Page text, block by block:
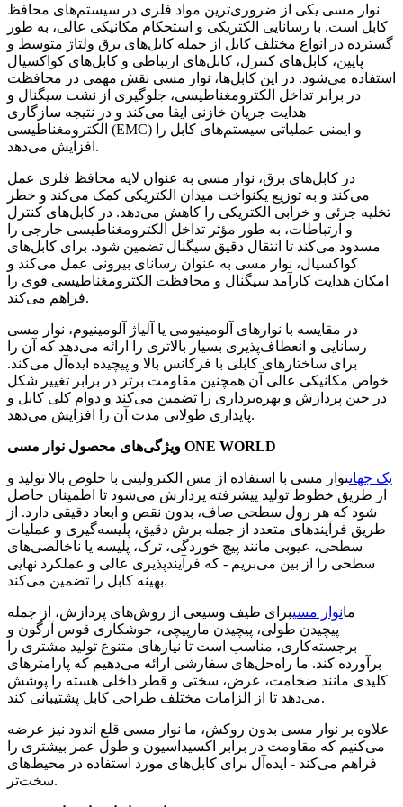
نوار مسی یکی از ضروری‌ترین مواد فلزی در سیستم‌های محافظ
کابل است. با رسانایی الکتریکی و استحکام مکانیکی عالی، به طور
گسترده در انواع مختلف کابل از جمله کابل‌های برق ولتاژ متوسط ​​و
پایین، کابل‌های کنترل، کابل‌های ارتباطی و کابل‌های کواکسیال
استفاده می‌شود. در این کابل‌ها، نوار مسی نقش مهمی در محافظت
در برابر تداخل الکترومغناطیسی، جلوگیری از نشت سیگنال و
هدایت جریان خازنی ایفا می‌کند و در نتیجه سازگاری
الکترومغناطیسی (EMC) و ایمنی عملیاتی سیستم‌های کابل را
افزایش می‌دهد.
در کابل‌های برق، نوار مسی به عنوان لایه محافظ فلزی عمل
می‌کند و به توزیع یکنواخت میدان الکتریکی کمک می‌کند و خطر
تخلیه جزئی و خرابی الکتریکی را کاهش می‌دهد. در کابل‌های کنترل
و ارتباطات، به طور مؤثر تداخل الکترومغناطیسی خارجی را
مسدود می‌کند تا انتقال دقیق سیگنال تضمین شود. برای کابل‌های
کواکسیال، نوار مسی به عنوان رسانای بیرونی عمل می‌کند و
امکان هدایت کارآمد سیگنال و محافظت الکترومغناطیسی قوی را
فراهم می‌کند.
در مقایسه با نوارهای آلومینیومی یا آلیاژ آلومینیوم، نوار مسی
رسانایی و انعطاف‌پذیری بسیار بالاتری را ارائه می‌دهد که آن را
برای ساختارهای کابلی با فرکانس بالا و پیچیده ایده‌آل می‌کند.
خواص مکانیکی عالی آن همچنین مقاومت برتر در برابر تغییر شکل
در حین پردازش و بهره‌برداری را تضمین می‌کند و دوام کلی کابل و
پایداری طولانی مدت آن را افزایش می‌دهد.
ویژگی‌های محصول نوار مسی ONE WORLD
یک جهاننوار مسی با استفاده از مس الکترولیتی با خلوص بالا تولید و
از طریق خطوط تولید پیشرفته پردازش می‌شود تا اطمینان حاصل
شود که هر رول سطحی صاف، بدون نقص و ابعاد دقیقی دارد. از
طریق فرآیندهای متعدد از جمله برش دقیق، پلیسه‌گیری و عملیات
سطحی، عیوبی مانند پیچ ​​خوردگی، ترک، پلیسه یا ناخالصی‌های
سطحی را از بین می‌بریم - که فرآیندپذیری عالی و عملکرد نهایی
بهینه کابل را تضمین می‌کند.
مانوار مسیبرای طیف وسیعی از روش‌های پردازش، از جمله
پیچیدن طولی، پیچیدن مارپیچی، جوشکاری قوس آرگون و
برجسته‌کاری، مناسب است تا نیازهای متنوع تولید مشتری را
برآورده کند. ما راه‌حل‌های سفارشی ارائه می‌دهیم که پارامترهای
کلیدی مانند ضخامت، عرض، سختی و قطر داخلی هسته را پوشش
می‌دهد تا از الزامات مختلف طراحی کابل پشتیبانی کند.
علاوه بر نوار مسی بدون روکش، ما نوار مسی قلع اندود نیز عرضه
می‌کنیم که مقاومت در برابر اکسیداسیون و طول عمر بیشتری را
فراهم می‌کند - ایده‌آل برای کابل‌های مورد استفاده در محیط‌های
سخت‌تر.